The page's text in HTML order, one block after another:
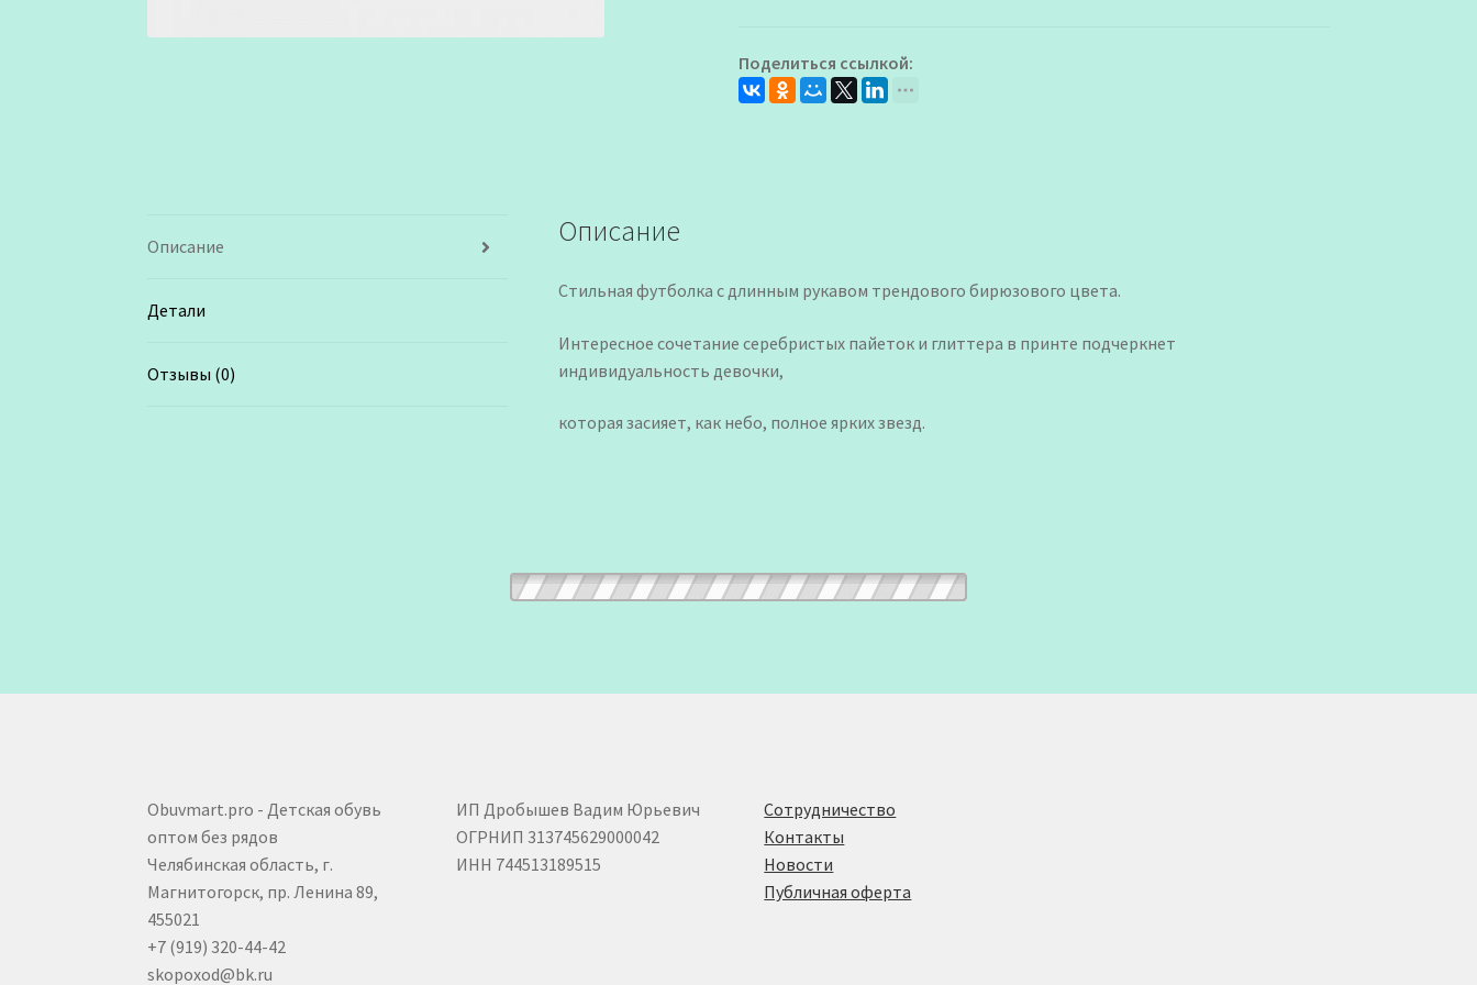
Поделиться ссылкой:
Описание
Детали
Отзывы (0)
Описание
Стильная футболка с длинным рукавом трендового бирюзового цвета.
Интересное сочетание серебристых пайеток и глиттера в принте подчеркнет
индивидуальность девочки,
которая засияет, как небо, полное ярких звезд.
Obuvmart.pro - Детская обувь
оптом без рядов
Челябинская область, г.
Магнитогорск, пр. Ленина 89,
455021
+7 (919) 320-44-42
skopoxod@bk.ru
ИП Дробышев Вадим Юрьевич
ОГРНИП 313745629000042
ИНН 744513189515
Сотрудничество
Контакты
Новости
Публичная оферта